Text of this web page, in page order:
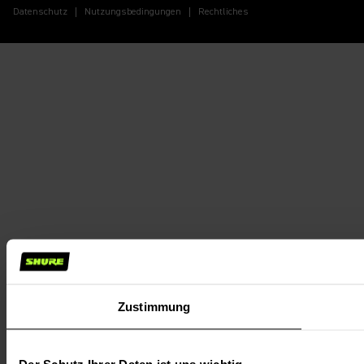
Zustimmung
Datenschutz Nutzungsbedingungen Rechtliches